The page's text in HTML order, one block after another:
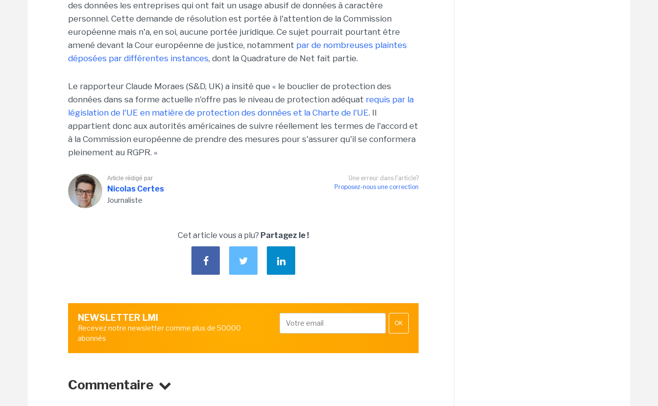
des données les entreprises qui ont fait un usage abusif de données à caractère
personnel. Cette demande de résolution est portée à l'attention de la Commission
européenne mais n'a, en soi, aucune portée juridique. Ce sujet pourrait pourtant être
amené devant la Cour européenne de justice, notamment par de nombreuses plaintes
déposées par différentes instances, dont la Quadrature de Net fait partie.
Le rapporteur Claude Moraes (S&D, UK) a insité que « le bouclier de protection des
données dans sa forme actuelle n'offre pas le niveau de protection adéquat requis par la
législation de l'UE en matière de protection des données et la Charte de l'UE. Il
appartient donc aux autorités américaines de suivre réellement les termes de l'accord et
à la Commission européenne de prendre des mesures pour s'assurer qu'il se conformera
pleinement au RGPR. »
Une erreur dans l'article?
Proposez-nous une correction
Article rédigé par
Nicolas Certes
Journaliste
Cet article vous a plu? Partagez le !
NEWSLETTER LMI
Recevez notre newsletter comme plus de 50000
abonnés
OK
Commentaire